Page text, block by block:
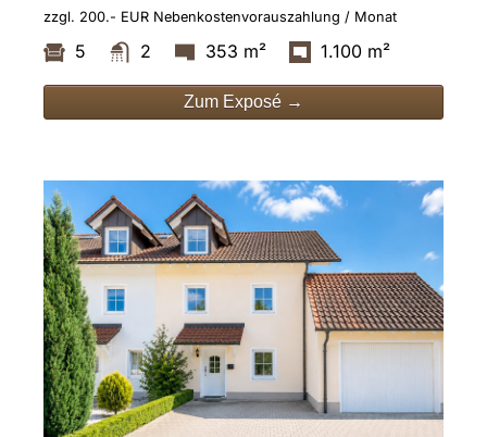
zzgl. 200.- EUR Nebenkostenvorauszahlung / Monat
5 2 353 m² 1.100 m²
Zum Exposé →